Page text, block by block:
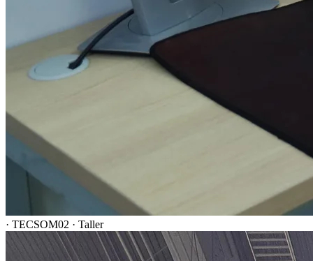
· TECSOM02 · Taller